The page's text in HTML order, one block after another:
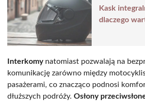
Kask
dlaczego
Interkomynatomiast pozwalają na
komunikację zarówno między
pasażerami, co znacząco podnosi
dłuższych podróży. Osłony